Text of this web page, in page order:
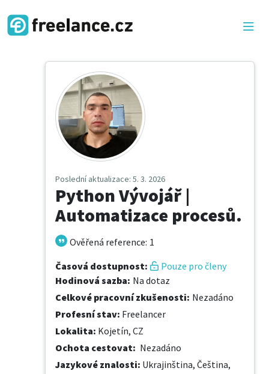
Poslední aktualizace: 5. 3. 2026
Python Vývojář |
Automatizace procesů.
Ověřená reference: 1
Časová dostupnost:
Pouze pro členy
Hodinová sazba: Na dotaz
Celkové pracovní zkušenosti: Nezadáno
Profesní stav: Freelancer
Lokalita: Kojetín, CZ
Ochota cestovat: Nezadáno
Jazykové znalosti: Ukrajinština, Čeština,